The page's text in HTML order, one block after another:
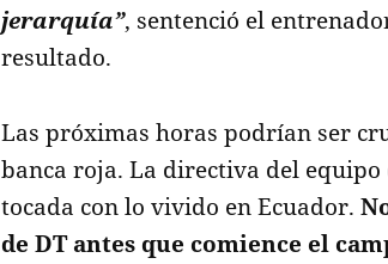
jerarquía”, sentenció el
resultado.
Las próximas horas podrían ser
banca roja. La directiva del equipo
tocada con lo vivido en Ecuador.
de DT antes que comience el